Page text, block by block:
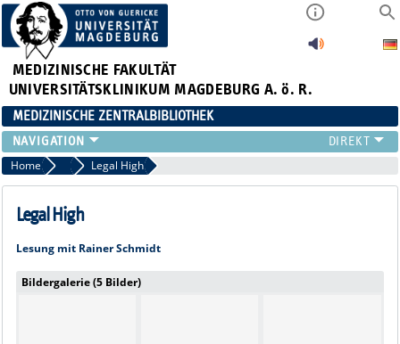
MEDIZINISCHE FAKULTÄT
UNIVERSITÄTSKLINIKUM MAGDEBURG A. ö. R.
MEDIZINISCHE ZENTRALBIBLIOTHEK
LITERATURSUCHE
SERVICE
INFORMATIONSKOMPETENZ
PUBLIZIEREN
NEU HIER?
Home 2019 Legal High
Legal High
Lesung mit Rainer Schmidt
Bildergalerie (5 Bilder)